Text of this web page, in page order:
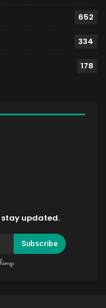
652
334
178
stay updated.
Subscribe